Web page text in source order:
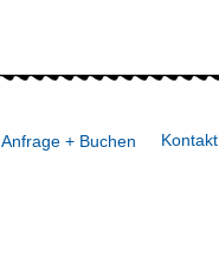
Anfrage + Buchen Kontakt